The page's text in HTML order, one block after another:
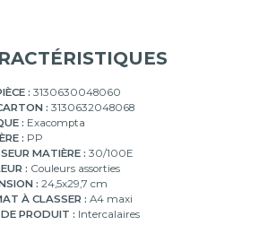
: 3130630048060
: 3130632048068
: Exacompta
: PP
MATIÈRE : 30/100E
: Couleurs assorties
: 24,5x29,7 cm
À CLASSER : A4 maxi
PRODUIT : Intercalaires